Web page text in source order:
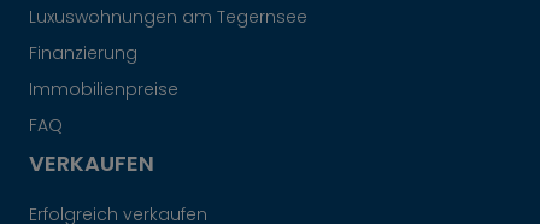
Luxuswohnungen am Tegernsee
Finanzierung
Immobilienpreise
FAQ
VERKAUFEN
Erfolgreich verkaufen